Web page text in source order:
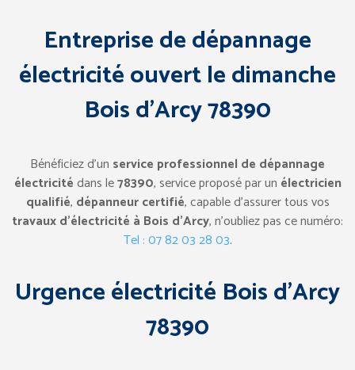
Entreprise de dépannage
électricité ouvert le dimanche
Bois d’Arcy 78390
Bénéficiez d’un service professionnel de dépannage
électricitédans le78390, service proposé par un électricien
qualifié, dépanneur certifié, capable d’assurer tous vos
travaux d’électricité à Bois d’Arcy, n’oubliez pas ce numéro:
Tel : 07 82 03 28 03.
Urgence électricité Bois d’Arcy
78390